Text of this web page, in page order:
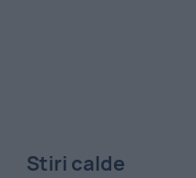
Stiri calde